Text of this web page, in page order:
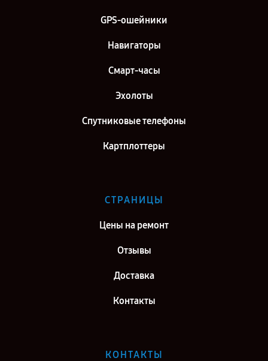
Ремонт картплоттера Garmin GPSMAP 1222 TOUCH в г. Самара
Ремонт картплоттера Garmin GPSMAP 1222 TOUCH в г. Москва
Ремонт картплоттера Garmin GPSMAP 1222 TOUCH в г. Санкт-
GPS-ошейники
Навигаторы
Смарт-часы
Эхолоты
Спутниковые телефоны
Картплоттеры
СТРАНИЦЫ
Цены на ремонт
Отзывы
Доставка
Контакты
КОНТАКТЫ